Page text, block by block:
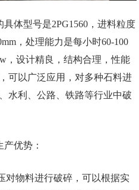
具体型号是2PG1560，进料粒度
，处理能力是每小时60-100
，设计精良，结构合理，性能
可以广泛应用，对多种石料进
水利、公路、铁路等行业中破
优势：
物料进行破碎，可以根据实